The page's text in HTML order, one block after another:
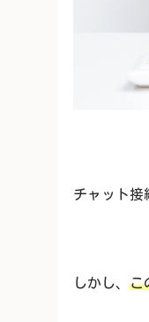
チャット接
しかし、こ